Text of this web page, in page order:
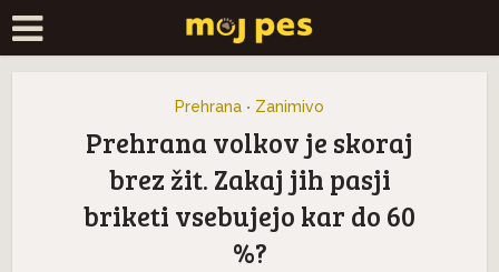
Prehrana • Zanimivo
Prehrana volkov je skoraj
brez žit. Zakaj jih pasji
briketi vsebujejo kar do 60
%?